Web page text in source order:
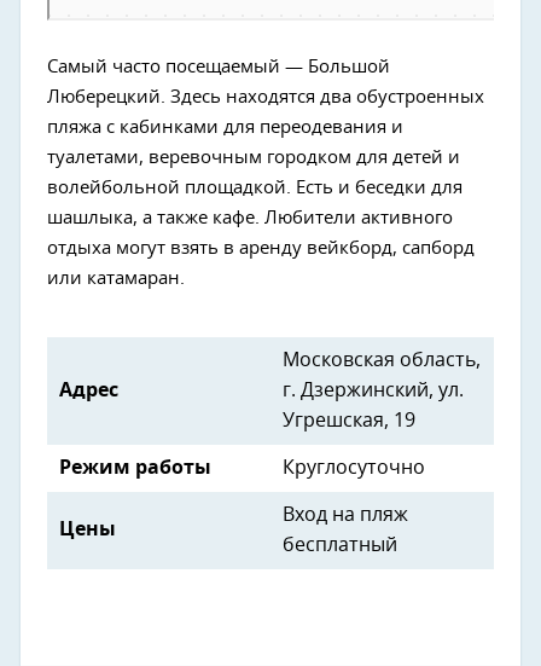
Самый часто посещаемый — Большой
Люберецкий. Здесь находятся два обустроенных
пляжа с кабинками для переодевания и
туалетами, веревочным городком для детей и
волейбольной площадкой. Есть и беседки для
шашлыка, а также кафе. Любители активного
отдыха могут взять в аренду вейкборд, сапборд
или катамаран.
Адрес
Московская область,
г. Дзержинский, ул.
Угрешская, 19
Режим работы Круглосуточно
Цены
Вход на пляж
бесплатный